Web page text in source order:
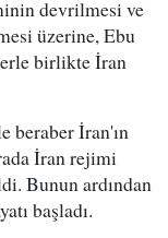
devrilmesi ve
üzerine, Ebu
birlikte İran
beraber İran'ın
İran rejimi
Bunun ardından
başladı.